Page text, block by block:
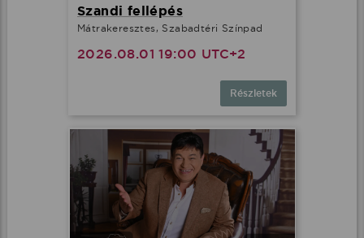
Szandi fellépés
Mátrakeresztes, Szabadtéri Színpad
2026.08.01 19:00 UTC+2
Részletek